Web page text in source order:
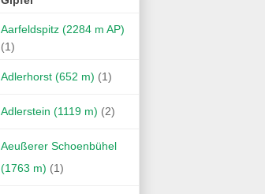
Aarfeldspitz (2284 m AP)
(1)
Adlerhorst (652 m) (1)
Adlerstein (1119 m) (2)
Aeußerer Schoenbühel
(1763 m) (1)